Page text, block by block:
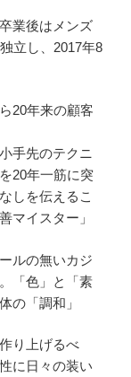
業後はメンズ
立し、2017年8
20年来の顧客
手先のテクニ
20年一筋に突
しを伝えるこ
マイスター」
ルの無いカジ
「色」と「素
の「調和」
り上げるべ
に日々の装い